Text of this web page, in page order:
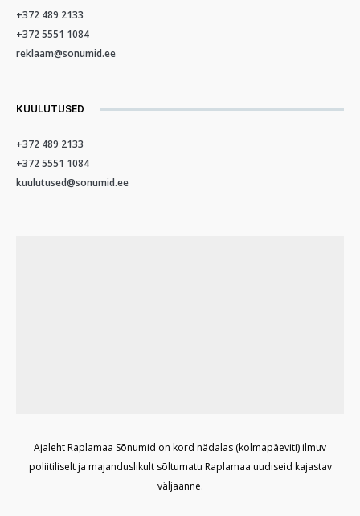
+372 489 2133
+372 5551 1084
reklaam@sonumid.ee
KUULUTUSED
+372 489 2133
+372 5551 1084
kuulutused@sonumid.ee
Ajaleht Raplamaa Sõnumid on kord nädalas (kolmapäeviti) ilmuv
poliitiliselt ja majanduslikult sõltumatu Raplamaa uudiseid kajastav
väljaanne.